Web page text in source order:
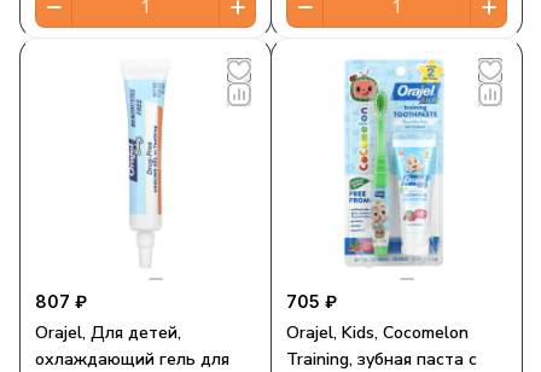
807 ₽
Orajel, Для детей,
охлаждающий гель для
705 ₽
Orajel, Kids, Cocomelon
Training, зубная паста с